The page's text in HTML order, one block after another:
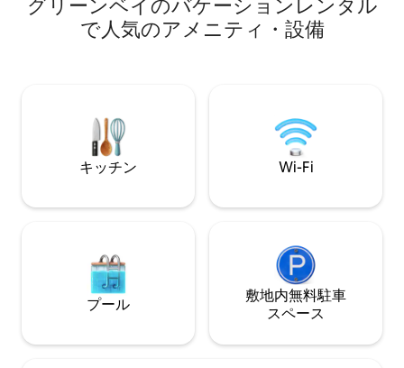
large group or large family then this is
the house for you! The house might be
ラクゼーションを
たものです。 自
の下で働いたり、
に融合させた空間
お楽しみいただけ
グリーンベイのバケーションレンタル
で人気のアメニティ・設備
キッチン Wi-Fi
プール
敷地内無料駐⁠車
ス⁠ペ⁠ー⁠ス